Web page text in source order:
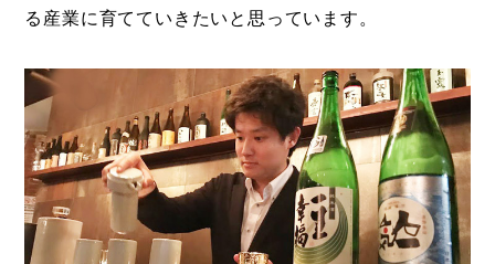
る産業に育てていきたいと思っています。